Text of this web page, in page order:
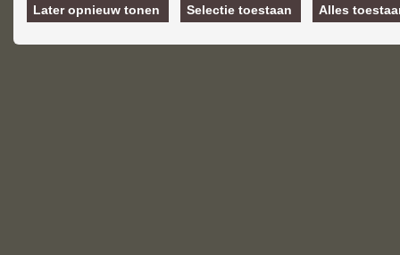
van hun diensten of die u hen
Later opnieuw tonen Selectie toestaan Alles